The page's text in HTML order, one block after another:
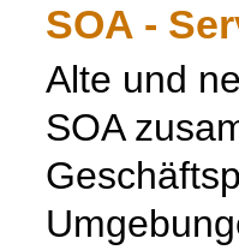
SOA -
Alte und
SOA